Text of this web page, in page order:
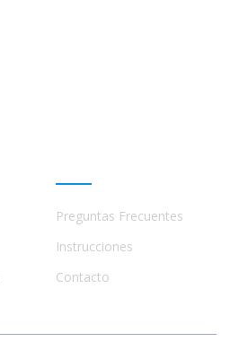
Preguntas Frecuentes
Instrucciones
Contacto